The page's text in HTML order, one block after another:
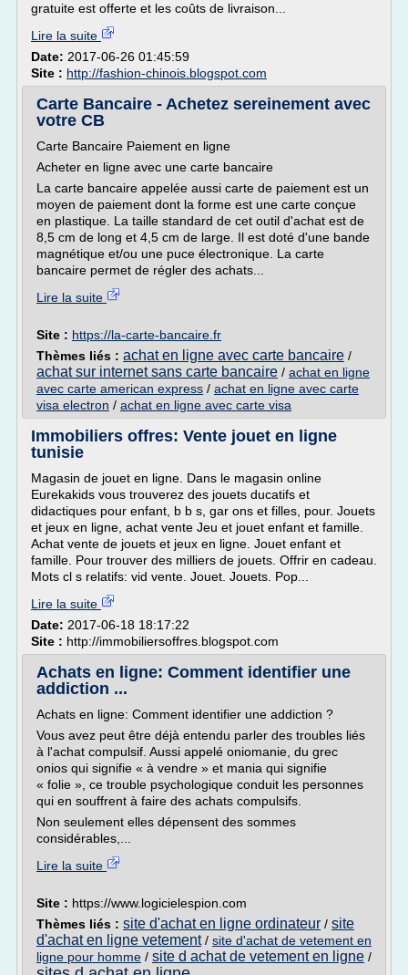
gratuite est offerte et les coûts de livraison...
Lire la suite
Date: 2017-06-26 01:45:59
Site : http://fashion-chinois.blogspot.com
Carte Bancaire - Achetez sereinement avec
votre CB
Carte Bancaire Paiement en ligne
Acheter en ligne avec une carte bancaire
La carte bancaire appelée aussi carte de paiement est un
moyen de paiement dont la forme est une carte conçue
en plastique. La taille standard de cet outil d'achat est de
8,5 cm de long et 4,5 cm de large. Il est doté d'une bande
magnétique et/ou une puce électronique. La carte
bancaire permet de régler des achats...
Lire la suite
Site : https://la-carte-bancaire.fr
Thèmes liés : achat en ligne avec carte bancaire /
achat sur internet sans carte bancaire / achat en ligne
avec carte american express / achat en ligne avec carte
visa electron / achat en ligne avec carte visa
Immobiliers offres: Vente jouet en ligne
tunisie
Magasin de jouet en ligne. Dans le magasin online
Eurekakids vous trouverez des jouets ducatifs et
didactiques pour enfant, b b s, gar ons et filles, pour. Jouets
et jeux en ligne, achat vente Jeu et jouet enfant et famille.
Achat vente de jouets et jeux en ligne. Jouet enfant et
famille. Pour trouver des milliers de jouets. Offrir en cadeau.
Mots cl s relatifs: vid vente. Jouet. Jouets. Pop...
Lire la suite
Date: 2017-06-18 18:17:22
Site : http://immobiliersoffres.blogspot.com
Achats en ligne: Comment identifier une
addiction ...
Achats en ligne: Comment identifier une addiction ?
Vous avez peut être déjà entendu parler des troubles liés
à l'achat compulsif. Aussi appelé oniomanie, du grec
onios qui signifie « à vendre » et mania qui signifie
« folie », ce trouble psychologique conduit les personnes
qui en souffrent à faire des achats compulsifs.
Non seulement elles dépensent des sommes
considérables,...
Lire la suite
Site : https://www.logicielespion.com
Thèmes liés : site d'achat en ligne ordinateur / site
d'achat en ligne vetement/ site d'achat de vetement en
ligne pour homme / site d achat de vetement en ligne /